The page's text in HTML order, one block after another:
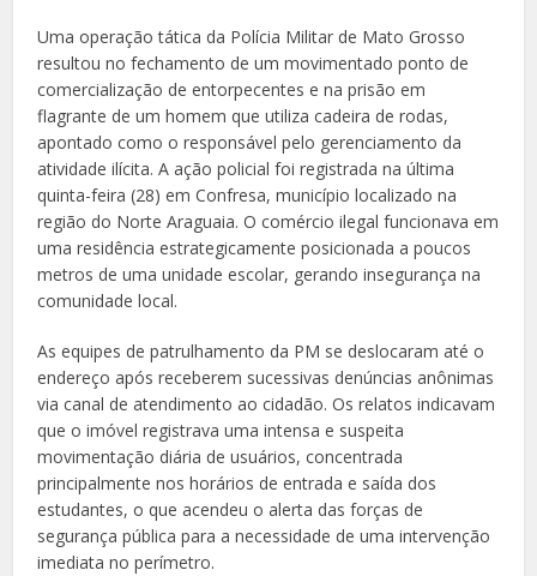
Uma operação tática da Polícia Militar de Mato Grosso
resultou no fechamento de um movimentado ponto de
comercialização de entorpecentes e na prisão em
flagrante de um homem que utiliza cadeira de rodas,
apontado como o responsável pelo gerenciamento da
atividade ilícita. A ação policial foi registrada na última
quinta-feira (28) em Confresa, município localizado na
região do Norte Araguaia. O comércio ilegal funcionava em
uma residência estrategicamente posicionada a poucos
metros de uma unidade escolar, gerando insegurança na
comunidade local.
As equipes de patrulhamento da PM se deslocaram até o
endereço após receberem sucessivas denúncias anônimas
via canal de atendimento ao cidadão. Os relatos indicavam
que o imóvel registrava uma intensa e suspeita
movimentação diária de usuários, concentrada
principalmente nos horários de entrada e saída dos
estudantes, o que acendeu o alerta das forças de
segurança pública para a necessidade de uma intervenção
imediata no perímetro.